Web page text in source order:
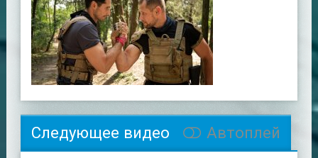
Следующее видео Автоплей